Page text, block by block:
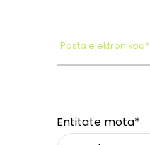
Posta elektronikoa*
Entitate mota*